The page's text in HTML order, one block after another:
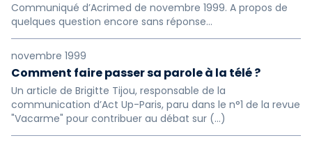
Communiqué d’Acrimed de novembre 1999. A propos de
quelques question encore sans réponse...
novembre 1999
Comment faire passer sa parole à la télé ?
Un article de Brigitte Tijou, responsable de la
communication d’Act Up-Paris, paru dans le n°1 de la revue
"Vacarme" pour contribuer au débat sur (…)